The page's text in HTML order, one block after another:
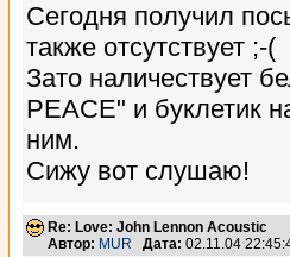
Сегодня получил
также отсутствует ;-(
Зато наличествует
PEACE" и буклетик
ним.
Сижу вот слушаю!
Re: Love: John Lennon Acoustic
Автор: MUR Дата: 02.11.04